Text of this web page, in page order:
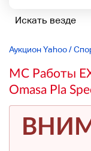
Аукцион Yahoo/
MC Работы
Omasa Pla